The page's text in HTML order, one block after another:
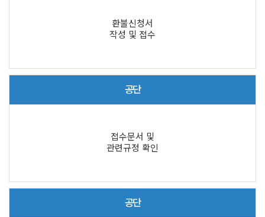
환불신청서
작성 및 접수
공단
접수문서 및
관련규정 확인
공단